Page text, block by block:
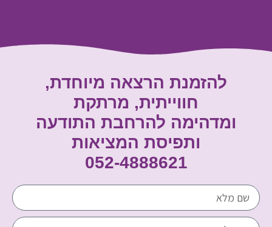
להזמנת הרצאה מיוחדת,
חווייתית, מרתקת
ומדהימה להרחבת התודעה
ותפיסת המציאות
052-4888621